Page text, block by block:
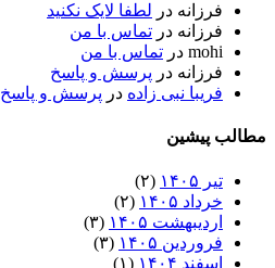
فرزانه در لطفا لایک نکنید
فرزانه در تماس با من
mohi در تماس با من
فرزانه در پرسش و پاسخ
فریبا نبی زاده در پرسش و پاسخ
مطالب پیشین
تیر ۱۴۰۵
(۲)
خرداد ۱۴۰۵
(۲)
اردیبهشت ۱۴۰۵
(۳)
فروردین ۱۴۰۵
(۳)
اسفند ۱۴۰۴
(۱)